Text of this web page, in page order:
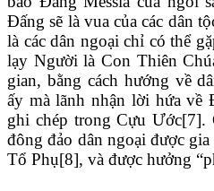
Đấng sẽ là vua của các dân
là các dân ngoại chỉ có thể
lạy Người là Con Thiên
gian, bằng cách hướng về
ấy mà lãnh nhận lời hứa về
ghi chép trong Cựu
đông đảo dân ngoại được
Tổ Phụ[8], và được hưởng